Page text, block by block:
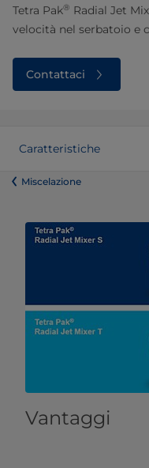
Tetra Pak® Radial Jet
velocità nel serbatoio e
Contattaci
Caratteristiche
​​​​​​​​​​​​​​​​​​​​​​​​Miscelazione
Vantaggi